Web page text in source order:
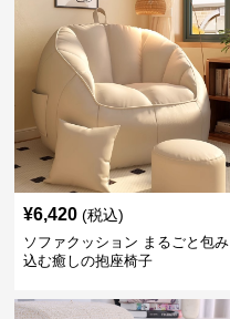
¥6,420 (税込)
ソファクッション まるごと包み
込む癒しの抱座椅子